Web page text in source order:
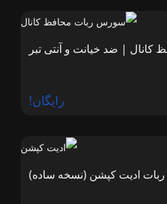
| ضد خیانت و آنتی تبر
رایگان!
ادیت کپشن (نسخه ساده)